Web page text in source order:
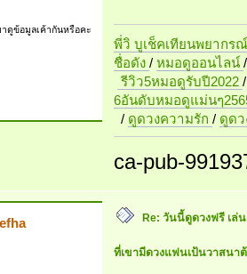
ดูข้อมูลเค้ากันหรือคะ
พี่วิ บูเช็คเทียนพยากร
ชื่อดัง / หมอดูออนไลน์
รีวิว5หมอดูรับปี2022
6อันดับหมอดูแม่นๆ
/ ดูดวงความรัก / ดูด
ca-pub-
Re: วันนี้ดูดวงฟรี เล่
ที่เขามีดวงแฟนเป้นวาสนา